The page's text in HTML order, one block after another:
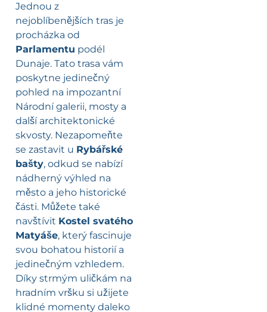
Jednou z
nejoblíbenějších tras je
procházka od
Parlamentu podél
Dunaje. Tato trasa vám
poskytne jedinečný
pohled na impozantní
Národní galerii, mosty a
další architektonické
skvosty. Nezapomeňte
se zastavit u Rybářské
bašty, odkud se nabízí
nádherný výhled na
město a jeho historické
části. Můžete také
navštívit Kostel svatého
Matyáše, který fascinuje
svou bohatou historií a
jedinečným vzhledem.
Díky strmým uličkám na
hradním vršku si užijete
klidné momenty daleko